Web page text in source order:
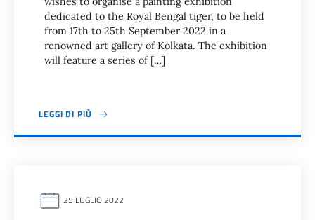
dedicated to the Royal Bengal tiger, to be held
from 17th to 25th September 2022 in a
renowned art gallery of Kolkata. The exhibition
will feature a series of […]
LEGGI DI PIÙ
25 LUGLIO 2022